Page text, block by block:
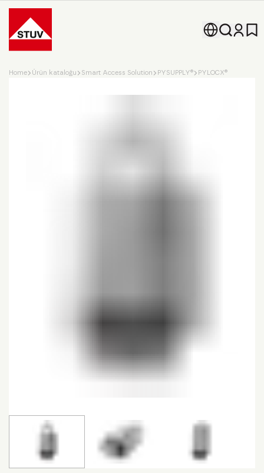
Go To the Homepage
Home Ürün kataloğu Smart Access Solution PYSUPPLY® PYLOCX®